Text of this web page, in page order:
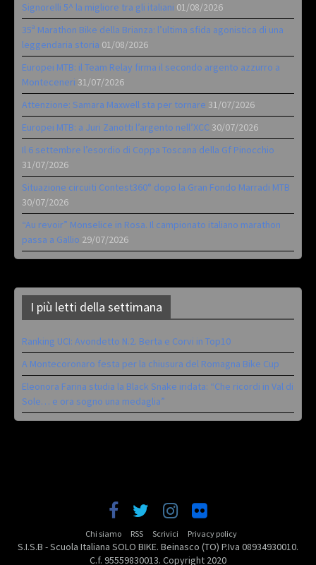
Signorelli 5^ la migliore tra gli italiani 01/08/2026
35ª Marathon Bike della Brianza: l’ultima sfida agonistica di una
leggendaria storia 01/08/2026
Europei MTB: il Team Relay firma il secondo argento azzurro a
Monteceneri 31/07/2026
Attenzione: Samara Maxwell sta per tornare 31/07/2026
Europei MTB: a Juri Zanotti l’argento nell’XCC 30/07/2026
Il 6 settembre l’esordio di Coppa Toscana della Gf Pinocchio
31/07/2026
Situazione circuiti Contest360° dopo la Gran Fondo Marradi MTB
30/07/2026
“Au revoir” Monselice in Rosa. Il campionato italiano marathon
passa a Gallio 29/07/2026
I più letti della settimana
Ranking UCI: Avondetto N.2. Berta e Corvi in Top10
A Montecoronaro festa per la chiusura del Romagna Bike Cup
Eleonora Farina studia la Black Snake iridata: “Che ricordi in Val di
Sole… e ora sogno una medaglia”
Chi siamo RSS Scrivici Privacy policy
S.I.S.B - Scuola Italiana SOLO BIKE. Beinasco (TO) P.Iva 08934930010.
C.f. 95559830013. Copyright 2020